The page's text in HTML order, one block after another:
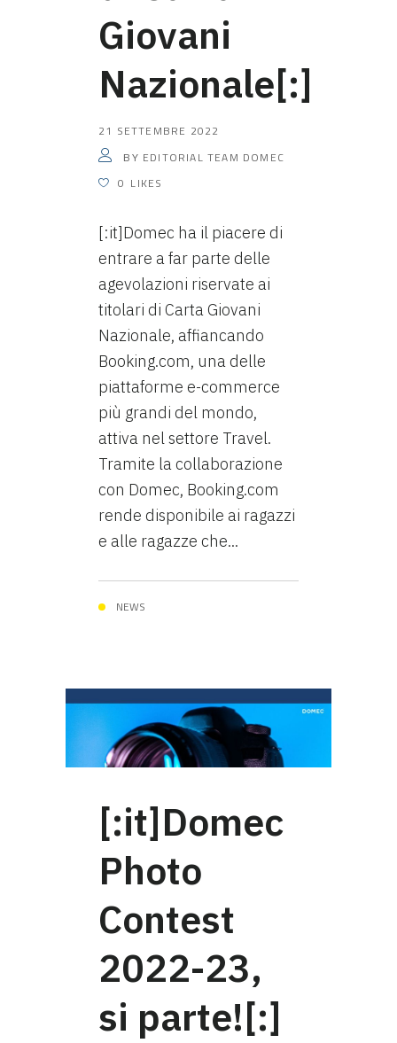
Giovani
Nazionale[:]
21 SETTEMBRE 2022
BY EDITORIAL TEAM DOMEC
0 LIKES
[:it]Domec ha il piacere di
entrare a far parte delle
agevolazioni riservate ai
titolari di Carta Giovani
Nazionale, affiancando
Booking.com, una delle
piattaforme e-commerce
più grandi del mondo,
attiva nel settore Travel.
Tramite la collaborazione
con Domec, Booking.com
rende disponibile ai ragazzi
e alle ragazze che...
NEWS
[:it]Domec
Photo
Contest
2022-23,
si parte![:]